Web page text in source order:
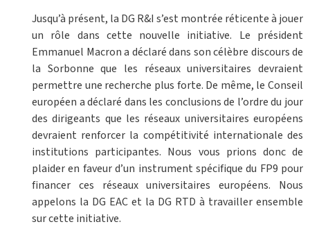
Jusqu’à présent, la DG R&I s’est montrée réticente à jouer
un rôle dans cette nouvelle initiative. Le président
Emmanuel Macron a déclaré dans son célèbre discours de
la Sorbonne que les réseaux universitaires devraient
permettre une recherche plus forte. De même, le Conseil
européen a déclaré dans les conclusions de l’ordre du jour
des dirigeants que les réseaux universitaires européens
devraient renforcer la compétitivité internationale des
institutions participantes. Nous vous prions donc de
plaider en faveur d’un instrument spécifique du FP9 pour
financer ces réseaux universitaires européens. Nous
appelons la DG EAC et la DG RTD à travailler ensemble
sur cette initiative.